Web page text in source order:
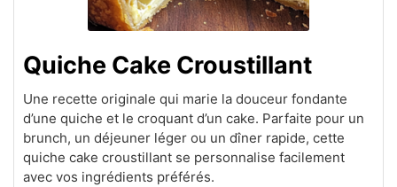
Quiche Cake Croustillant
Une recette originale qui marie la douceur fondante
d’une quiche et le croquant d’un cake. Parfaite pour un
brunch, un déjeuner léger ou un dîner rapide, cette
quiche cake croustillant se personnalise facilement
avec vos ingrédients préférés.